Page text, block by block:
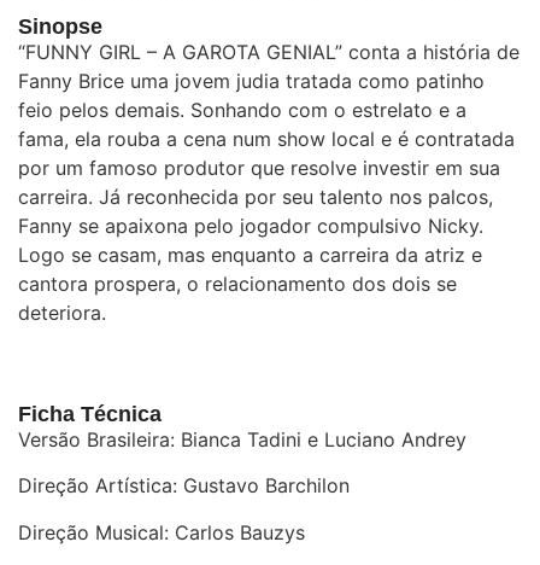
Sinopse
“FUNNY GIRL – A GAROTA GENIAL” conta a história de
Fanny Brice uma jovem judia tratada como patinho
feio pelos demais. Sonhando com o estrelato e a
fama, ela rouba a cena num show local e é contratada
por um famoso produtor que resolve investir em sua
carreira. Já reconhecida por seu talento nos palcos,
Fanny se apaixona pelo jogador compulsivo Nicky.
Logo se casam, mas enquanto a carreira da atriz e
cantora prospera, o relacionamento dos dois se
deteriora.
Ficha Técnica
Versão Brasileira: Bianca Tadini e Luciano Andrey
Direção Artística: Gustavo Barchilon
Direção Musical: Carlos Bauzys